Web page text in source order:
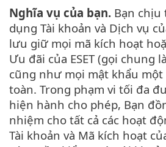
Nghĩa vụ của bạn. Bạn
dụng Tài khoản và Dịch vụ
lưu giữ mọi mã kích hoạt
Ưu đãi của ESET (gọi chung
cũng như mọi mật khẩu một
toàn. Trong phạm vi tối đa
hiện hành cho phép, Bạn
nhiệm cho tất cả các hoạt
Tài khoản và Mã kích hoạt